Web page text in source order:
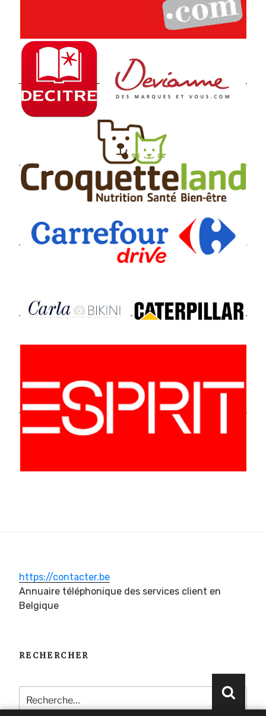
https://contacter.be
Annuaire téléphonique des services client en
Belgique
RECHERCHER
pour
: